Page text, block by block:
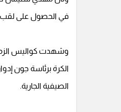
في الحصول على لقب
وشهدت كواليس
الكرة برئاسة جون
الصيفية الجارية.